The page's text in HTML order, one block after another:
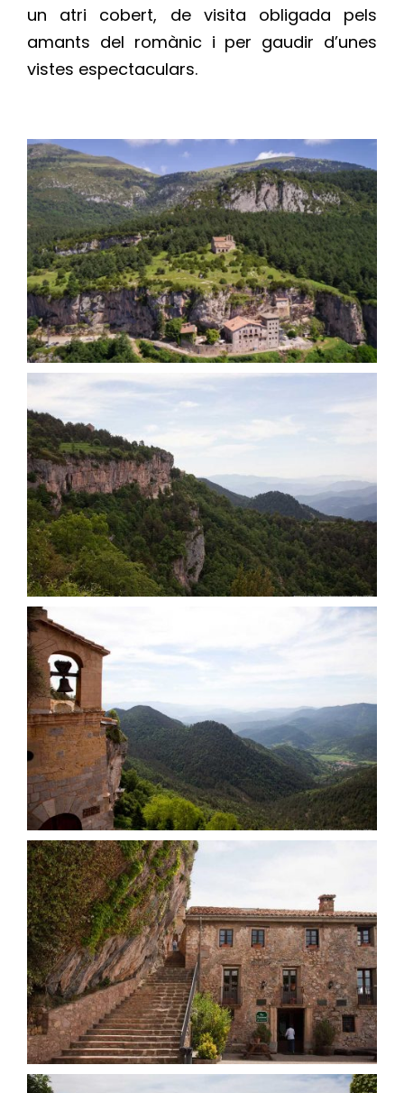
un atri cobert, de visita obligada pels
amants del romànic i per gaudir d’unes
vistes espectaculars.